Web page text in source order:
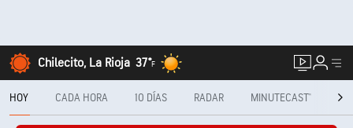
Chilecito, La Rioja 37°F
HOY CADA HORA 10 DÍAS RADAR MINUTECAST®